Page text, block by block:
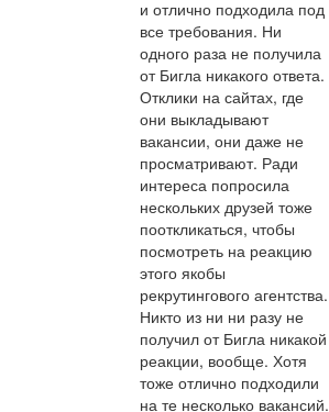
и отлично подходила под
все требования. Ни
одного раза не получила
от Бигла никакого ответа.
Отклики на сайтах, где
они выкладывают
вакансии, они даже не
просматривают. Ради
интереса попросила
нескольких друзей тоже
пооткликаться, чтобы
посмотреть на реакцию
этого якобы
рекрутингового агентства.
Никто из ни ни разу не
получил от Бигла никакой
реакции, вообще. Хотя
тоже отлично подходили
на те несколько вакансий.